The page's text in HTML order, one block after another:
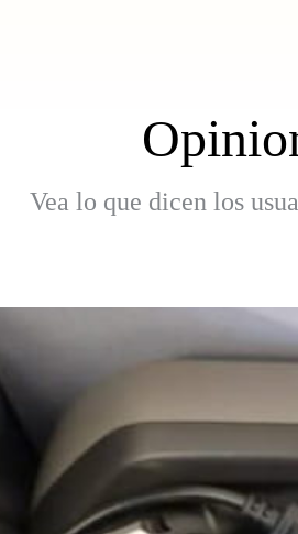
Vea lo que dicen los